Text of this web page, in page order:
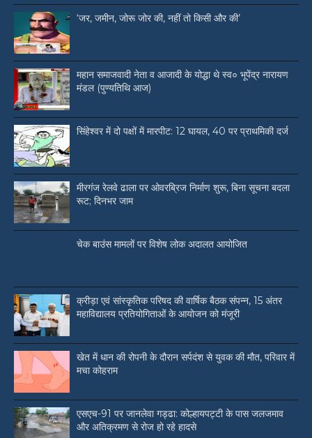
‘जर, जमीन, जोरू जोर की, नहीं तो किसी और की’
महान समाजवादी नेता व आजादी के योद्धा थे स्व० भूपेंद्र नारायण
मंडल (पुण्यतिथि आज)
सिंहेश्वर में दो पक्षों में मारपीट: 12 घायल, 40 पर प्राथमिकी दर्ज
मीरगंज रेलवे ढाला पर ओवरब्रिज निर्माण शुरू, बिना सूचना बदला
रूट; दिनभर जाम
चेक बाउंस मामलों पर विशेष लोक अदालत आयोजित
क्रीड़ा एवं सांस्कृतिक परिषद की वार्षिक बैठक संपन्न, 15 अंतर
महाविद्यालय प्रतियोगिताओं के आयोजन को मंजूरी
खेत में धान की रोपनी के दौरान सर्पदंश से युवक की मौत, परिवार में
मचा कोहराम
एसएच-91 पर जानलेवा गड्ढा: कोल्हायपट्टी के पास जलजमाव
और अतिक्रमण से रोज हो रहे हादसे